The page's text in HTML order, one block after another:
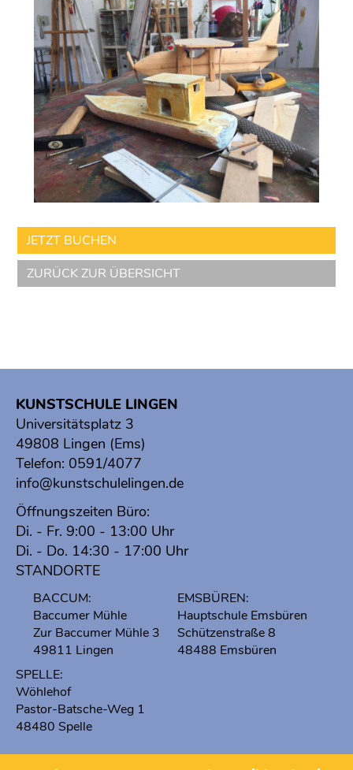
JETZT BUCHEN
ZURÜCK ZUR ÜBERSICHT
KUNSTSCHULE LINGEN
Universitätsplatz 3
49808 Lingen (Ems)
Telefon: 0591/4077
info@kunstschulelingen.de
Öffnungszeiten Büro:
Di. - Fr. 9:00 - 13:00 Uhr
Di. - Do. 14:30 - 17:00 Uhr
STANDORTE
BACCUM:
Baccumer Mühle
Zur Baccumer Mühle 3
49811 Lingen
EMSBÜREN:
Hauptschule Emsbüren
Schützenstraße 8
48488 Emsbüren
SPELLE:
Wöhlehof
Pastor-Batsche-Weg 1
48480 Spelle